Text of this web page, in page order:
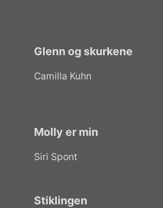
Glenn og skurkene
Camilla Kuhn
Molly er min
Siri Spont
Stiklingen